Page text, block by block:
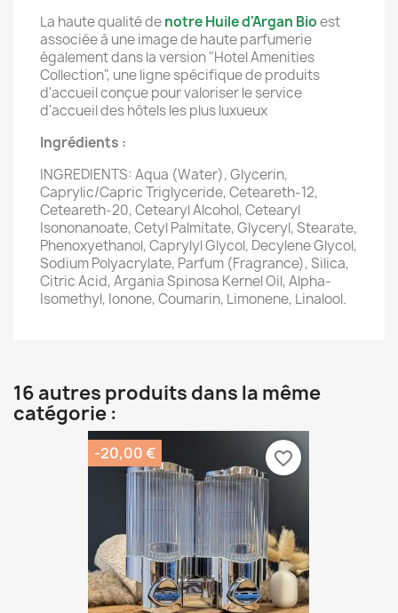
La haute qualité denotre Huile d'Argan Bioest
associée à une image de haute parfumerie
également dans la version "Hotel Amenities
Collection", une ligne spécifique de produits
d'accueil conçue pour valoriser le service
d'accueil des hôtels les plus luxueux
Ingrédients :
INGREDIENTS: Aqua (Water), Glycerin,
Caprylic/Capric Triglyceride, Ceteareth-12,
Ceteareth-20, Cetearyl Alcohol, Cetearyl
Isononanoate, Cetyl Palmitate, Glyceryl, Stearate,
Phenoxyethanol, Caprylyl Glycol, Decylene Glycol,
Sodium Polyacrylate, Parfum (Fragrance), Silica,
Citric Acid, Argania Spinosa Kernel Oil, Alpha-
Isomethyl, Ionone, Coumarin, Limonene, Linalool.
16 autres produits dans la même
catégorie :
-20,00 € favorite_border